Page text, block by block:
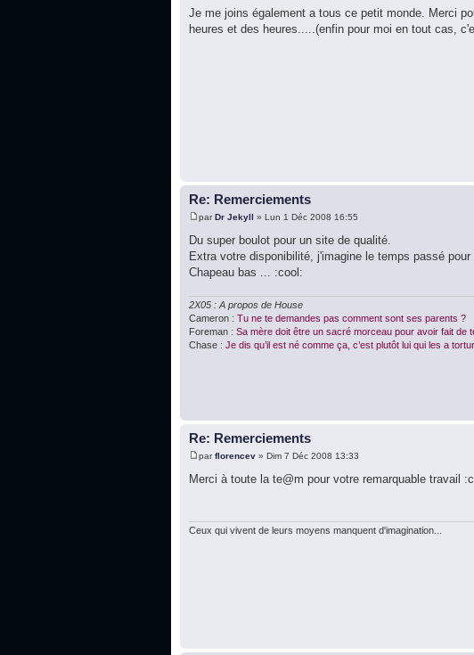
Je me joins également a tous ce petit monde. Merci
heures et des heures.....(enfin pour moi en tout cas,
Re: Remerciements
parDr Jekyll » Lun 1 Déc 2008 16:55
Du super boulot pour un site de qualité.
Extra votre disponibilité, j'imagine le temps passé
Chapeau bas ... :cool:
2X05 : A propos de House
Cameron : Tu ne te demandes pas comment sont ses parents ?
Foreman : Sa mère doit être un sacré morceau pour avoir fait de
Chase : Je dis qu’il est né comme ça, c’est plutôt lui qui les a
Re: Remerciements
parflorencev » Dim 7 Déc 2008 13:33
Merci à toute la te@m pour votre remarquable travail
Ceux qui vivent de leurs moyens manquent d'imagination...